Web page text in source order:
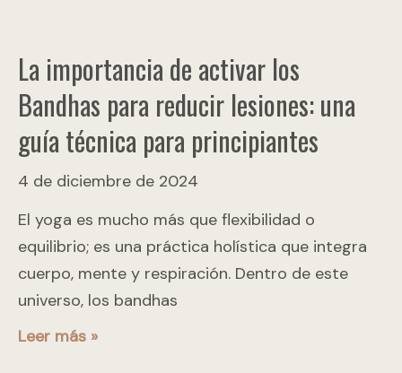
La importancia de activar los
Bandhas para reducir lesiones: una
guía técnica para principiantes
4 de diciembre de 2024
El yoga es mucho más que flexibilidad o
equilibrio; es una práctica holística que integra
cuerpo, mente y respiración. Dentro de este
universo, los bandhas
Leer más »